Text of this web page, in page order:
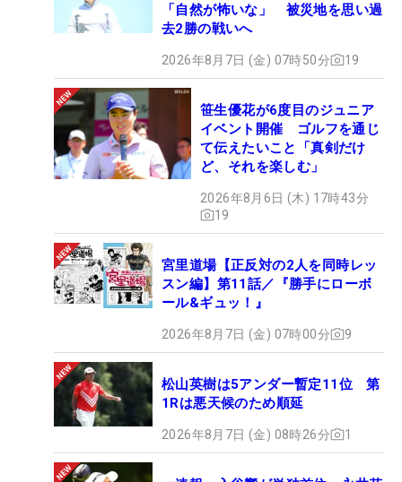
「自然が怖いな」 被災地を思い過
去2勝の戦いへ
2026年8月7日 (金) 07時50分 19
笹生優花が6度目のジュニア
イベント開催 ゴルフを通じ
て伝えたいこと「真剣だけ
ど、それを楽しむ」
2026年8月6日 (木) 17時43分
19
宮里道場【正反対の2人を同時レッ
スン編】第11話／『勝手にローボ
ール&ギュッ！』
2026年8月7日 (金) 07時00分 9
松山英樹は5アンダー暫定11位 第
1Rは悪天候のため順延
2026年8月7日 (金) 08時26分 1